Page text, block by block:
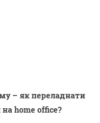
– як переладнати
home office?